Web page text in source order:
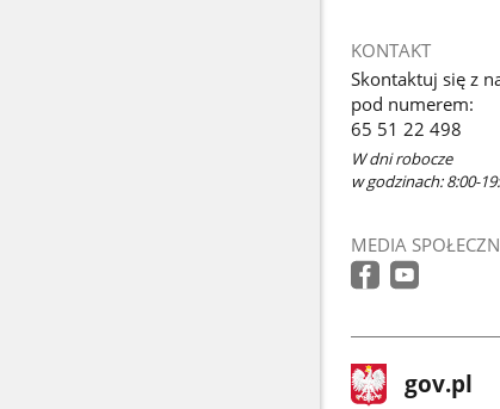
KONTAKT
Skontaktuj się z
pod numerem:
65 51 22 498
W dni robocze
w godzinach: 8:00-
MEDIA
stopka
gov.pl Strona
gov.pl